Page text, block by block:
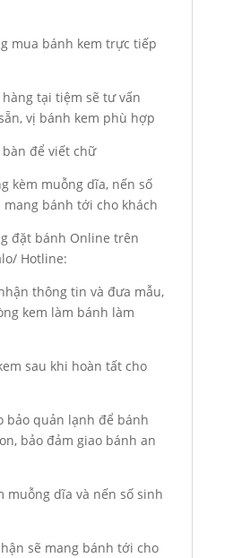
mua bánh kem trực tiếp
tại tiệm sẽ tư vấn
vị bánh kem phù hợp
để viết chữ
kèm muỗng dĩa, nến số
bánh tới cho khách
đặt bánh Online trên
Hotline:
thông tin và đưa mẫu,
kem làm bánh làm
sau khi hoàn tất cho
bảo quản lạnh để bánh
bảo đảm giao bánh an
muỗng dĩa và nến số sinh
sẽ mang bánh tới cho